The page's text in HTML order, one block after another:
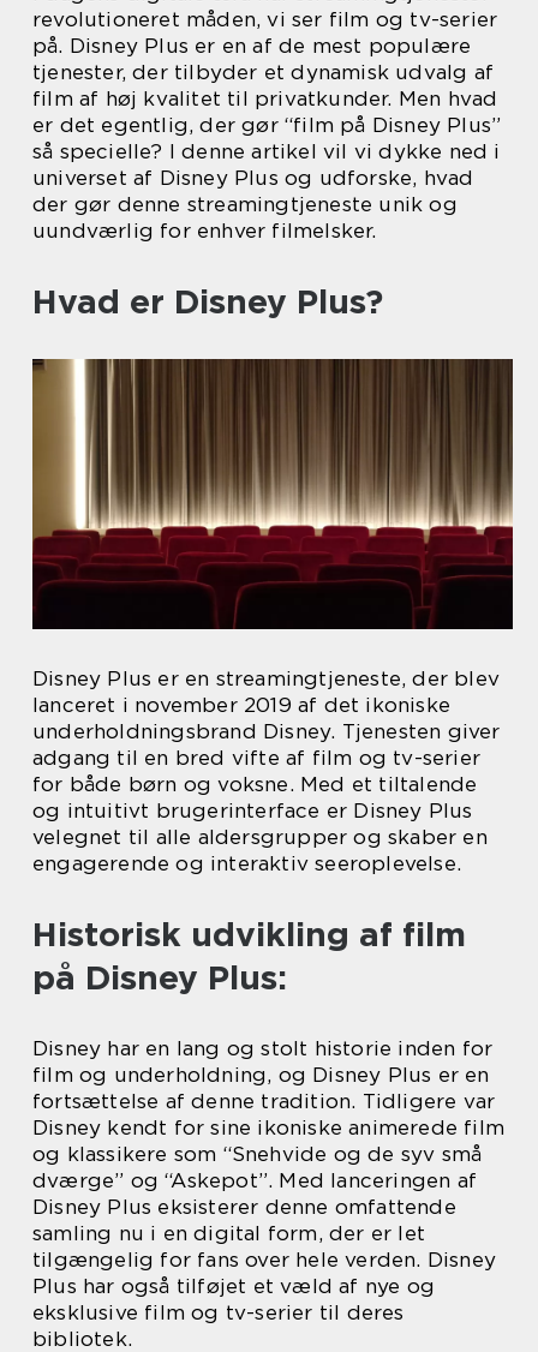
revolutioneret måden, vi ser film og tv-serier
på. Disney Plus er en af de mest populære
tjenester, der tilbyder et dynamisk udvalg af
film af høj kvalitet til privatkunder. Men hvad
er det egentlig, der gør “film på Disney Plus”
så specielle? I denne artikel vil vi dykke ned i
universet af Disney Plus og udforske, hvad
der gør denne streamingtjeneste unik og
uundværlig for enhver filmelsker.
Hvad er Disney Plus?
Disney Plus er en streamingtjeneste, der blev
lanceret i november 2019 af det ikoniske
underholdningsbrand Disney. Tjenesten giver
adgang til en bred vifte af film og tv-serier
for både børn og voksne. Med et tiltalende
og intuitivt brugerinterface er Disney Plus
velegnet til alle aldersgrupper og skaber en
engagerende og interaktiv seeroplevelse.
Historisk udvikling af film
på Disney Plus:
Disney har en lang og stolt historie inden for
film og underholdning, og Disney Plus er en
fortsættelse af denne tradition. Tidligere var
Disney kendt for sine ikoniske animerede film
og klassikere som “Snehvide og de syv små
dværge” og “Askepot”. Med lanceringen af
Disney Plus eksisterer denne omfattende
samling nu i en digital form, der er let
tilgængelig for fans over hele verden. Disney
Plus har også tilføjet et væld af nye og
eksklusive film og tv-serier til deres
bibliotek.